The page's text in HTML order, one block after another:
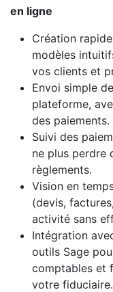
en ligne
Création
modèles
vos clients et
Envoi simple
plateforme,
des paiements.
Suivi des
ne plus perdre
règlements.
Vision en
(devis,
activité sans
Intégration
outils Sage
comptables et
votre fiduciaire.